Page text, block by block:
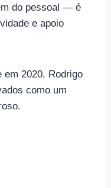
do pessoal — é
e apoio
em 2020, Rodrigo
como um